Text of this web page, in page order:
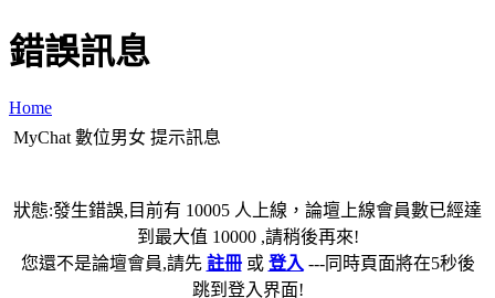
錯誤訊息
Home
MyChat 數位男女 提示訊息
狀態:發生錯誤,目前有 10005 人上線，論壇上線會員數已經達
到最大值 10000 ,請稍後再來!
您還不是論壇會員,請先 註冊或 登入 ---同時頁面將在5秒後
跳到登入界面!